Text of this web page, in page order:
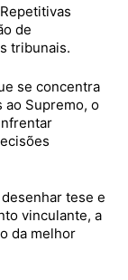
de
tribunais.
se concentra
Supremo, o
tese e
vinculante, a
da melhor